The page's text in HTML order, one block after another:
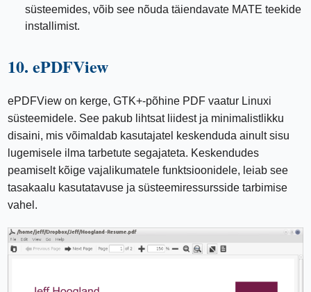
süsteemides, võib see nõuda täiendavate MATE teekide
installimist.
10. ePDFView
ePDFView on kerge, GTK+-põhine PDF vaatur Linuxi
süsteemidele. See pakub lihtsat liidest ja minimalistlikku
disaini, mis võimaldab kasutajatel keskenduda ainult sisu
lugemisele ilma tarbetute segajateta. Keskendudes
peamiselt kõige vajalikumatele funktsioonidele, leiab see
tasakaalu kasutatavuse ja süsteemiressursside tarbimise
vahel.